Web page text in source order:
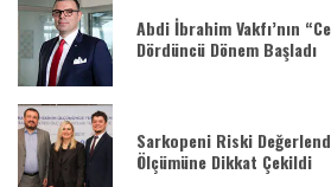
Abdi İbrahim Vakfı’nın
Dördüncü Dönem Başladı
Sarkopeni Riski
Ölçümüne Dikkat Çekildi